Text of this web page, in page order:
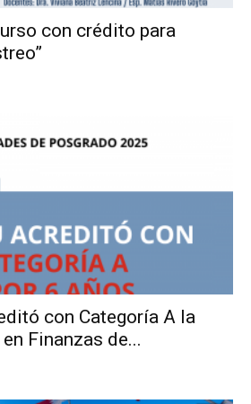
con crédito para
con Categoría A la
Finanzas de...